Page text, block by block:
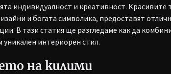
индивидуалност и креативност. Красивите
и богата символика, предоставят
В тази статия ще разгледаме как да
уникален интериорен стил.
на килими